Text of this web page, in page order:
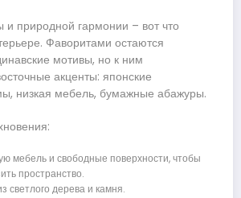
и природной гармонии – вот что
Фаворитами остаются
мотивы, но к ним
акценты: японские
низкая мебель, бумажные абажуры.
мебель и свободные поверхности, чтобы
пространство.
светлого дерева и камня.